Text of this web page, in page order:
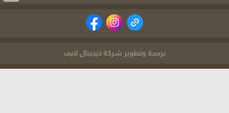
برمجة وتطوير شركة ديجيتال لايف